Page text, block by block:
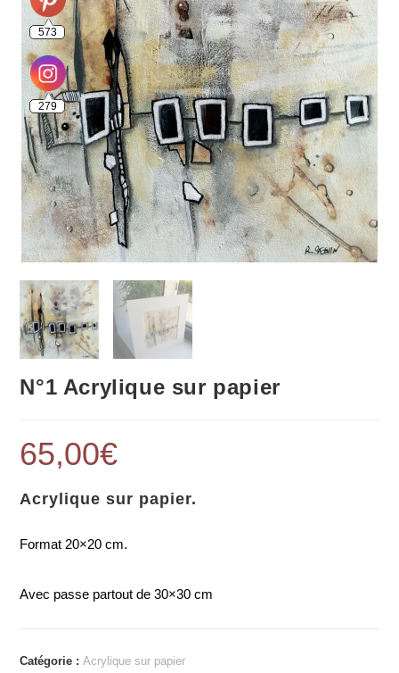
N°1 Acrylique sur papier
65,00€
Acrylique sur papier.
Format 20×20 cm.
Avec passe partout de 30×30 cm
Catégorie :Acrylique sur papier
573
279